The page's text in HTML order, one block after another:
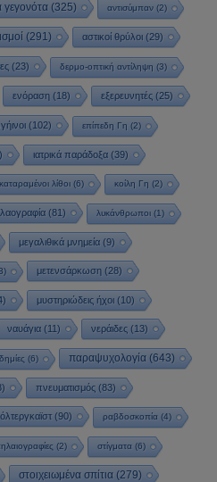
γεγονότα (325) αντισύμπαν (2)
(291) αστικοί θρύλοι (29)
(23) δερμο-οπτική αντίληψη (3)
ενόραση(18) εξερευνητές(25)
(102) επίπεδη Γη (2)
ιατρικά παράδοξα(39)
καταραμένοι λίθοι (6) κοίλη Γη (2)
λαογραφία(81) λυκάνθρωποι(1)
μεγαλιθικά μνημεία(9)
μετενσάρκωση (28)
μυστηριώδεις ήχοι (10)
ναυάγια(11) νεράιδες(13)
(6) παραψυχολογία(643)
πνευματισμός(83)
(90) ραβδοσκοπία (4)
(2) στίγματα (6)
στοιχειωμένα σπίτια(279)